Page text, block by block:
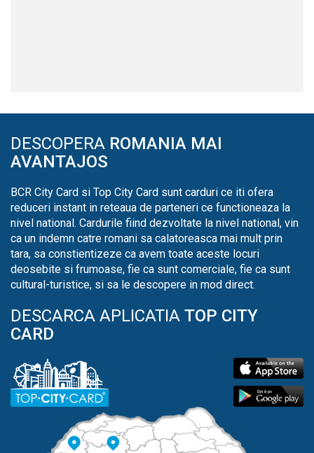
DESCOPERA ROMANIA MAI
AVANTAJOS
BCR City Card si Top City Card sunt carduri ce iti ofera
reduceri instant in reteaua de parteneri ce functioneaza la
nivel national. Cardurile fiind dezvoltate la nivel national, vin
ca un indemn catre romani sa calatoreasca mai mult prin
tara, sa constientizeze ca avem toate aceste locuri
deosebite si frumoase, fie ca sunt comerciale, fie ca sunt
cultural-turistice, si sa le descopere in mod direct.
DESCARCA APLICATIA TOP CITY
CARD